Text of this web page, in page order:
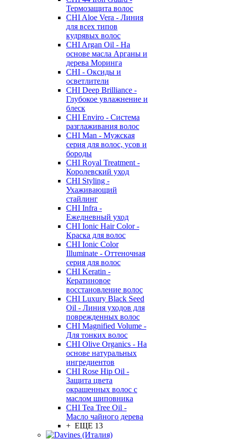
Термозащита волос
CHI Aloe Vera - Линия
для всех типов
кудрявых волос
CHI Argan Oil - На
основе масла Арганы и
дерева Моринга
CHI - Оксиды и
осветлители
CHI Deep Brilliance -
Глубокое увлажнение и
блеск
CHI Enviro - Система
разглаживания волос
CHI Man - Мужская
серия для волос, усов и
бороды
CHI Royal Treatment -
Королевский уход
CHI Styling -
Ухаживающий
стайлинг
CHI Infra -
Ежедневный уход
CHI Ionic Hair Color -
Краска для волос
CHI Ionic Color
Illuminate - Оттеночная
серия для волос
CHI Keratin -
Кератиновое
восстановление волос
CHI Luxury Black Seed
Oil - Линия уходов для
поврежденных волос
CHI Magnified Volume -
Для тонких волос
CHI Olive Organics - На
основе натуральных
ингредиентов
CHI Rose Hip Oil -
Защита цвета
окрашенных волос с
маслом шиповника
CHI Tea Tree Oil -
Масло чайного дерева
+ ЕЩЕ 13